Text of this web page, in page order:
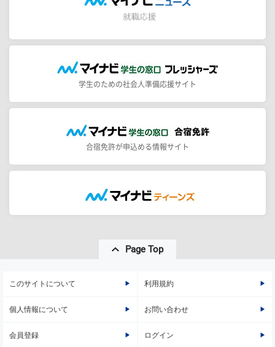
学生のための社会人準備応援サイト
合宿免許が申込める情報サイト
Page Top
このサイトについて 利用規約
個人情報について お問い合わせ
会員登録 ログイン